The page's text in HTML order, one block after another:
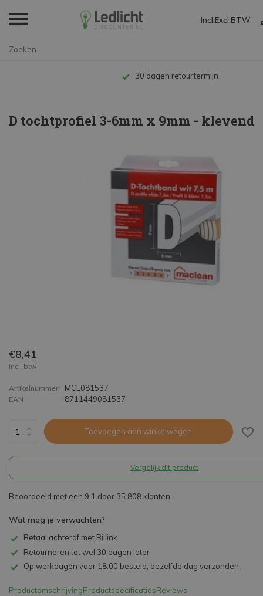
Incl. Excl. BTW
30 dagen retourtermijn
D tochtprofiel 3-6mm x 9mm - klevend
€8,41
Incl. btw
Artikelnummer MCL081537
EAN 8711449081537
Toevoegen aan winkelwagen
Vergelijk dit product
Beoordeeld met een 9,1 door 35.808 klanten
Wat mag je verwachten?
Betaal achteraf met Billink
Retourneren tot wel 30 dagen later
Op werkdagen voor 18:00 besteld, dezelfde dag verzonden.
ProductomschrijvingProductspecificatiesReviews